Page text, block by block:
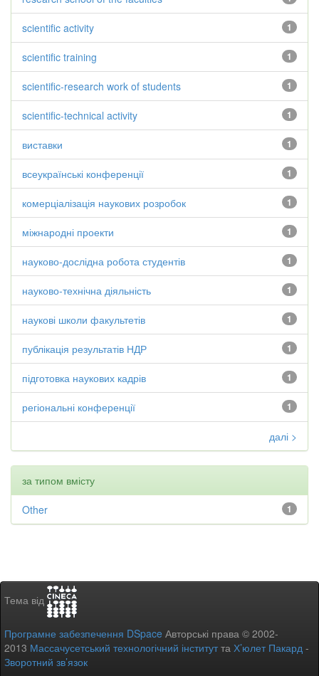
1
scientific activity
1
scientific training
1
scientific-research work of students
1
scientific-technical activity
1
виставки
1
всеукраїнські конференції
1
комерціалізація наукових розробок
1
міжнародні проекти
1
науково-дослідна робота студентів
1
науково-технічна діяльність
1
наукові школи факультетів
1
публікація результатів НДР
1
підготовка наукових кадрів
1
регіональні конференції
далі >
за типом вмісту
1
Other
Тема від
Програмне забезпечення DSpace Авторські права © 2002-
2013 Массачусетський технологічний інститутта Х’юлет Пакард -
Зворотний зв’язок